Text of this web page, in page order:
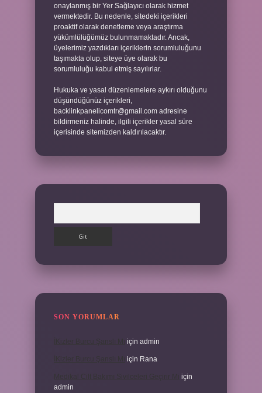
onaylanmış bir Yer Sağlayıcı olarak hizmet
vermektedir. Bu nedenle, sitedeki içerikleri
proaktif olarak denetleme veya araştırma
yükümlülüğümüz bulunmamaktadır. Ancak,
üyelerimiz yazdıkları içeriklerin sorumluluğunu
taşımakta olup, siteye üye olarak bu
sorumluluğu kabul etmiş sayılırlar.
Hukuka ve yasal düzenlemelere aykırı olduğunu
düşündüğünüz içerikleri,
backlinkpanelicomtr@gmail.com adresine
bildirmeniz halinde, ilgili içerikler yasal süre
içerisinde sitemizden kaldırılacaktır.
SON YORUMLAR
için admin
için Rana
için
admin